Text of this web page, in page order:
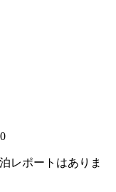
レポートはありま